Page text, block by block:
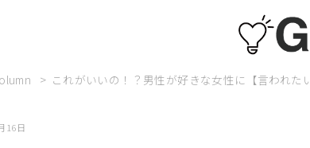
これがいいの！？男性が好きな女性に【言われた
16日